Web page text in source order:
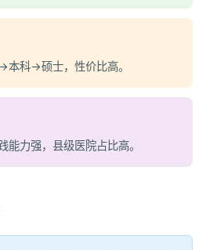
本科→硕士，性价比高。
能力强，县级医院占比高。